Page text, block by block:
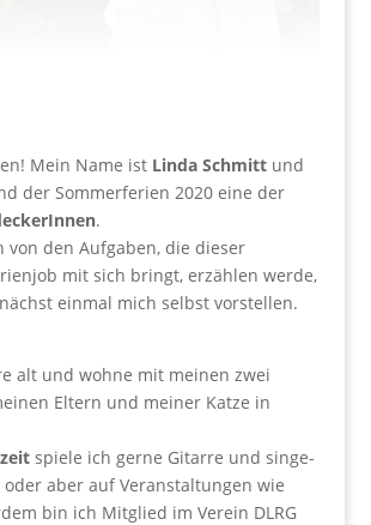
Mein Name ist Linda Schmittund
der Sommerferien 2020 eine der
.
von den Aufgaben, die dieser
mit sich bringt, erzählen werde,
einmal mich selbst vorstellen.
alt und wohne mit meinen zwei
Eltern und meiner Katze in
spiele ich gerne Gitarre und singe-
oder aber auf Veranstaltungen wie
bin ich Mitglied im Verein DLRG